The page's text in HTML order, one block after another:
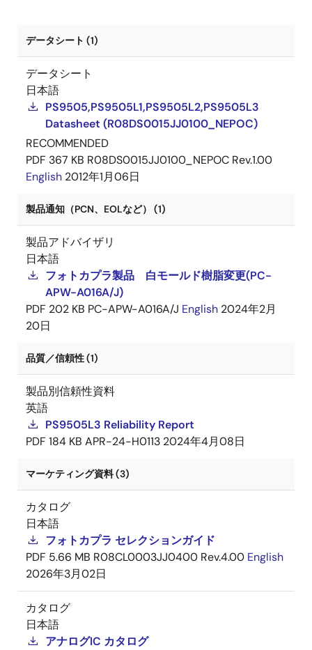
データシート (1)
データシート
日本語
PS9505,PS9505L1,PS9505L2,PS9505L3
Datasheet (R08DS0015JJ0100_NEPOC)
RECOMMENDED
PDF 367 KB R08DS0015JJ0100_NEPOC Rev.1.00
English 2012年1月06日
製品通知（PCN、EOLなど） (1)
製品アドバイザリ
日本語
フォトカプラ製品 白モールド樹脂変更(PC-
APW-A016A/J)
PDF 202 KB PC-APW-A016A/J English 2024年2月
20日
品質／信頼性 (1)
製品別信頼性資料
英語
PS9505L3 Reliability Report
PDF 184 KB APR-24-H0113 2024年4月08日
マーケティング資料 (3)
カタログ
日本語
フォトカプラ セレクションガイド
PDF 5.66 MB R08CL0003JJ0400 Rev.4.00 English
2026年3月02日
カタログ
日本語
アナログIC カタログ